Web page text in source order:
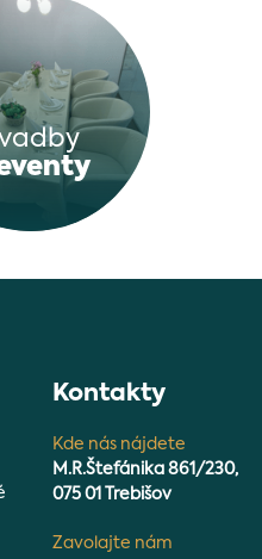
Kontakty
Kde nás nájdete
M.R.Štefánika 861/230,
075 01 Trebišov
Zavolajte nám